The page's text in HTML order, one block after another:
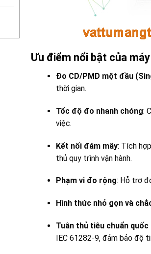
Ưu điểm nổi bật của
Đo CD/PMD một đầu
thời gian.
Tốc độ đo nhanh chóng:
việc.
Kết nối đám mây: Tích
thủ quy trình vận hành.
Phạm vi đo rộng: Hỗ trợ
Hình thức nhỏ gọn và
Tuân thủ tiêu chuẩn quốc
IEC 61282-9, đảm bảo độ